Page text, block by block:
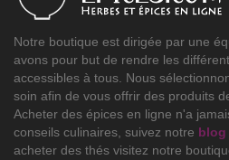
Notre boutique est dirigée par une
avons pour but de rendre les
accessibles à tous. Nous
soin afin de vous offrir des produits
Acheter des épices en ligne n'a
conseils culinaires, suivez notre blog
acheter des thés visitez notre